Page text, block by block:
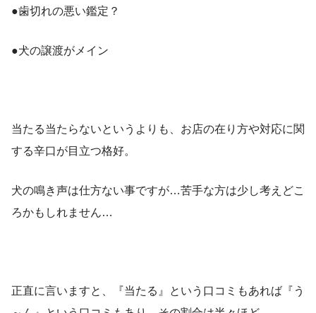
●歯切れの悪い鑑定？
●犬の譲渡がメイン
当たる当たらないというよりも、お店の在り方や対応に関
する辛口が目立つ格好。
犬の鳴き声は仕方ない事ですが…苦手な方は少し考えどこ
ろかもしれません…
正直に言いますと、『当たる』という口コミもあれば『う